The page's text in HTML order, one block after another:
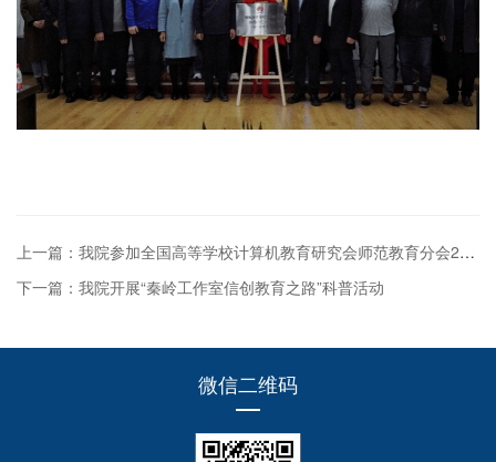
上一篇：我院参加全国高等学校计算机教育研究会师范教育分会2025年学术沙龙暨理事（长）会议
下一篇：我院开展“秦岭工作室信创教育之路”科普活动
微信二维码